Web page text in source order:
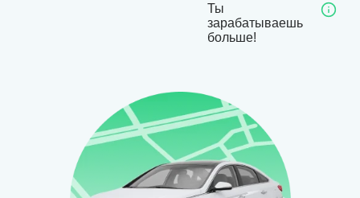
Ты
зарабатываешь
больше!